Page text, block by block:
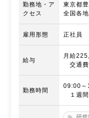
勤務地・ア
クセス
東京都
全国各
雇用形態 正社員
給与
月給
交通費
勤務時間
09:00～
１週間
研修